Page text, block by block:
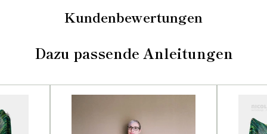
Kundenbewertungen
Dazu passende Anleitungen